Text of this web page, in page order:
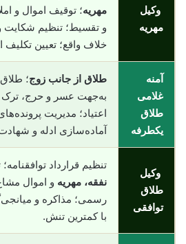
وکیل
مهریه
مهریه؛ توقیف اموال و
و تقسیط؛ تنظیم شکایت و
خلاف واقع؛ تعیین
آمنه
غلامی
طلاق
یکطرفه
طلاق از جانب زوج؛
به‌جهت عسر و حرج، ترک
اعتیاد؛ مدیریت
آماده‌سازی ادله و
وکیل
طلاق
توافقی
تنظیم قرارداد
نفقه، مهریه و اموال
رسمی؛ مذاکره و
با کمترین تنش.